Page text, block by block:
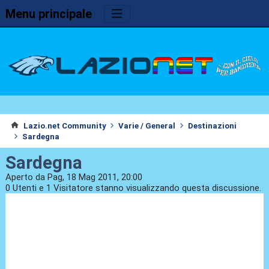
Menu principale
Lazio.net Community Varie / General
Destinazioni
Sardegna
Sardegna
Aperto da Pag, 18 Mag 2011, 20:00
0 Utenti e 1 Visitatore stanno visualizzando questa discussione.